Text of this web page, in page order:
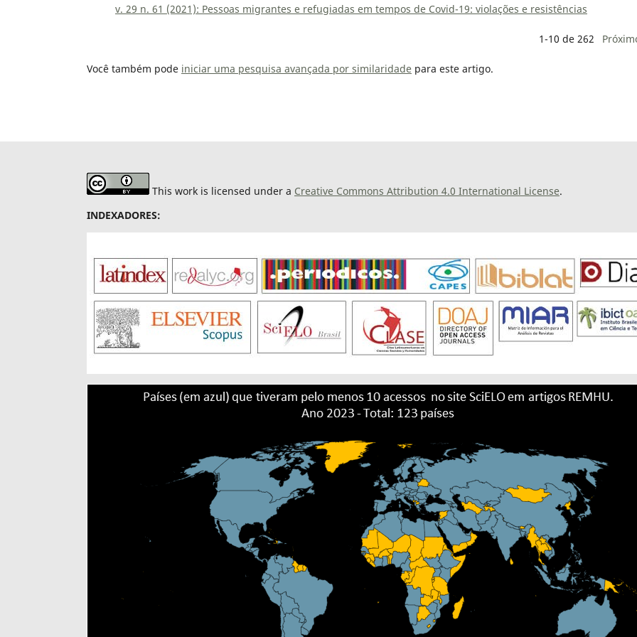
v. 29 n. 61 (2021): Pessoas migrantes e refugiadas em tempos de Covid-19: violações e resistências
1-10 de 262
Você também pode iniciar uma pesquisa avançada por similaridade para este artigo.
This work is licensed under a Creative Commons Attribution 4.0 International License.
INDEXADORES: